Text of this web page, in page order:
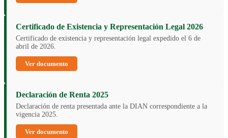
Certificado de Existencia y Representación Legal 2026
Certificado de existencia y representación legal expedido el 6 de
abril de 2026.
Ver documento
Declaración de Renta 2025
Declaración de renta presentada ante la DIAN correspondiente a la
vigencia 2025.
Ver documento